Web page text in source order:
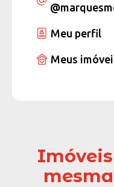
Meu perfil
Meus